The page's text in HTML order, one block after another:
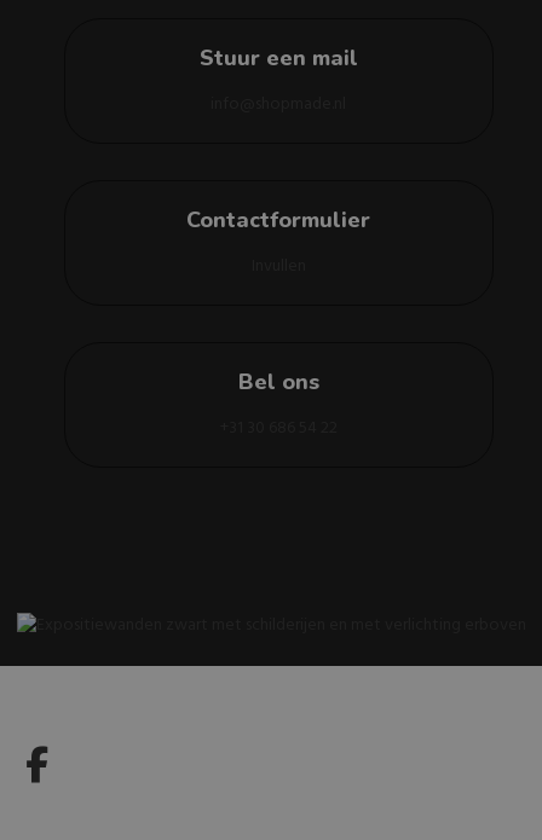
Stuur een mail
Contactformulier
Bel ons